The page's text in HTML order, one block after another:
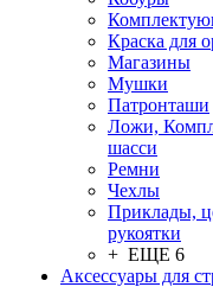
Краска для
Магазины
Мушки
Патронташи
Ложи,
шасси
Ремни
Чехлы
Приклады,
рукоятки
+ ЕЩЕ 6
Аксессуары для